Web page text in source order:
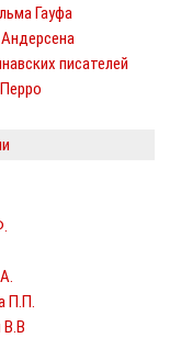
Гауфа
писателей
П.П.
В.В